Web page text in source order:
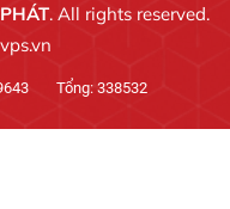
. All rights reserved.
Tổng: 338532